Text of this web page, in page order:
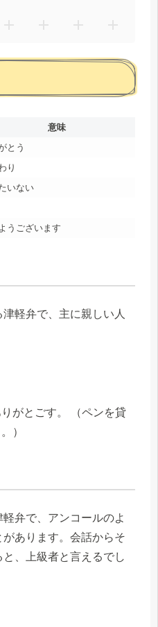
意味
とう
り
いない
うございます
津軽弁で、主に親しい人
がとごす。 （ペンを貸
）
軽弁で、アンコールのよ
あります。会話からそ
、上級者と言えるでし